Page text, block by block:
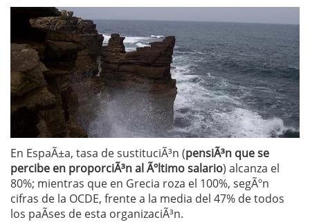
En EspaÃ±a, tasa de sustituciÃ³n (pensiÃ³n que se
percibe en proporciÃ³n al Ãºltimo salario) alcanza el
80%; mientras que en Grecia roza el 100%, segÃºn
cifras de la OCDE, frente a la media del 47% de todos
los paÃ­ses de esta organizaciÃ³n.